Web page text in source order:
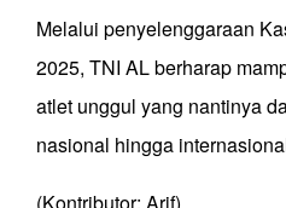
Melalui penyelenggaraan
2025, TNI AL berharap
atlet unggul yang nantinya
nasional hingga